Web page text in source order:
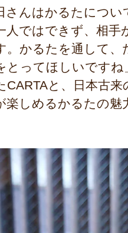
さんはかるたについ
人ではできず、相
。かるたを通して
とってほしいです
CARTAと、日本古
楽しめるかるたの魅